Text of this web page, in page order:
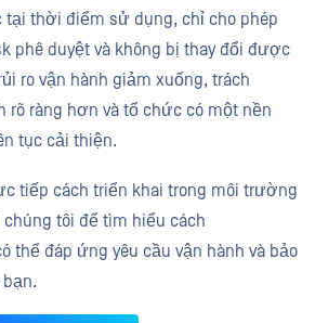
tại thời điểm sử dụng, chỉ cho phép
phê duyệt và không bị thay đổi được
ro vận hành giảm xuống, trách
rõ ràng hơn và tổ chức có một nền
tục cải thiện.
tiếp cách triển khai trong môi trường
tôi để tìm hiểu cách
thể đáp ứng yêu cầu vận hành và bảo